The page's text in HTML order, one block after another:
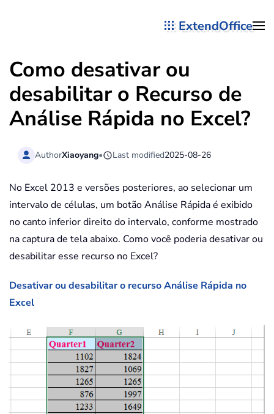
ExtendOffice
Como desativar ou
desabilitar o Recurso de
Análise Rápida no Excel?
AuthorXiaoyang• Last modified2025-08-26
No Excel 2013 e versões posteriores, ao selecionar um
intervalo de células, um botão Análise Rápida é exibido
no canto inferior direito do intervalo, conforme mostrado
na captura de tela abaixo. Como você poderia desativar ou
desabilitar esse recurso no Excel?
Desativar ou desabilitar o recurso Análise Rápida no
Excel